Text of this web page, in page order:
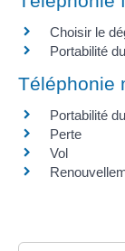
Choisir le
Portabilité
Téléphonie
Portabilité
Perte
Vol